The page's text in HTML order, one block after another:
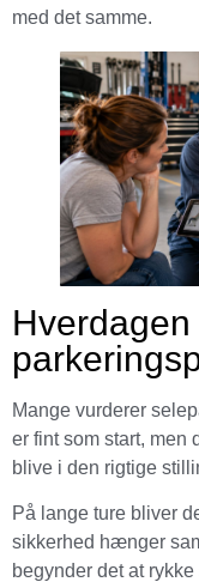
med det samme.
Mange vurderer
er fint som start, men
blive i den rigtige
På lange ture bliver
sikkerhed hænger
begynder det at